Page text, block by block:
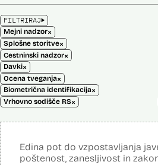
FILTRIRAJ
Mejni nadzor×
Splošne storitve×
Cestninski nadzor×
Davki×
Ocena tveganja×
Biometrična identifikacija×
Vrhovno sodišče RS×
Edina pot do vzpostavljanja
poštenost, zanesljivost in